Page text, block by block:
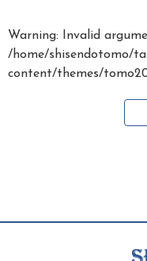
Warning: Invalid
/home/shisendotomo/
content/themes/